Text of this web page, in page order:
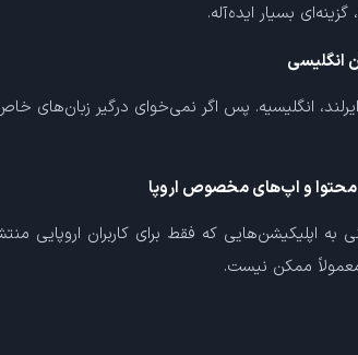
بسیار ایده‌آله.
انگلیسی
انگلیسیه. پس اگر نمی‌خوای درگیر زبان‌های
و اپ‌های مخصوص اروپا
ممکن نیست.